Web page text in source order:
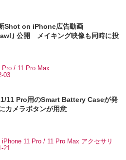
Shot on iPhone広告動画
｣ 公開 メイキング映像も同時に投
03
Pro / 11 Pro Max
11 Pro用のSmart Battery Caseが発
カメラボタンが用意
21
iPhone 11 Pro / 11 Pro Max アクセサリ